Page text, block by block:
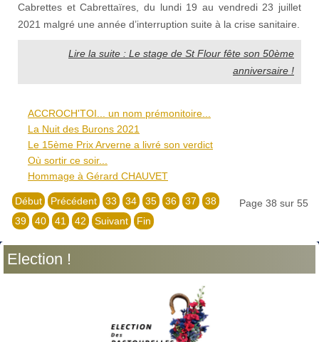
Cabrettes et Cabrettaïres, du lundi 19 au vendredi 23 juillet
2021 malgré une année d’interruption suite à la crise sanitaire.
Lire la suite : Le stage de St Flour fête son 50ème
anniversaire !
ACCROCH'TOI... un nom prémonitoire...
La Nuit des Burons 2021
Le 15ème Prix Arverne a livré son verdict
Où sortir ce soir...
Hommage à Gérard CHAUVET
Page 38 sur 55
Début Précédent 33 34 35 36 37
38
39
40 41 42 Suivant Fin
Election !